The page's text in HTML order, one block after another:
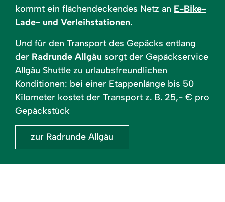
kommt ein flächendeckendes Netz an E-Bike-
Lade- und Verleihstationen.
Und für den Transport des Gepäcks entlang
der Radrunde Allgäu sorgt der Gepäckservice
Allgäu Shuttle zu urlaubsfreundlichen
Konditionen: bei einer Etappenlänge bis 50
Kilometer kostet der Transport z. B. 25,- € pro
Gepäckstück
zur Radrunde Allgäu